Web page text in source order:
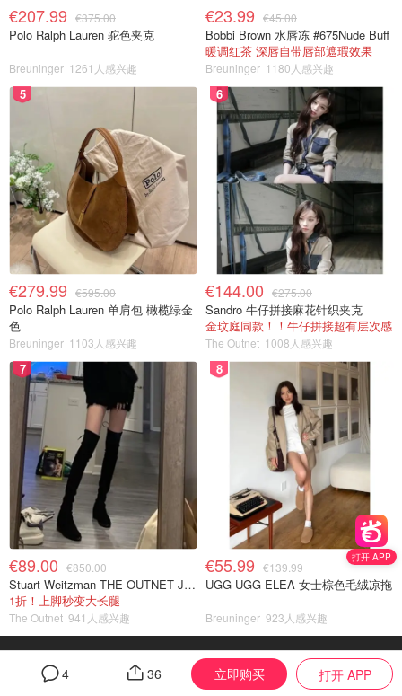
打开 APP
4 36 立即购买 打开 APP
€207.99 €375.00
Polo Ralph Lauren 驼色夹克
Breuninger 1261人感兴趣
€23.99 €45.00
Bobbi Brown 水唇冻 #675Nude Buff
暖调红茶 深唇自带唇部遮瑕效果
Breuninger 1180人感兴趣
5
€279.99 €595.00
Polo Ralph Lauren 单肩包 橄榄绿金
色
Breuninger 1103人感兴趣
6
€144.00 €275.00
Sandro 牛仔拼接麻花针织夹克
金玟庭同款！！牛仔拼接超有层次感
The Outnet 1008人感兴趣
7
€89.00 €850.00
Stuart Weitzman THE OUTNET Jocey 弹力绒面过膝靴
1折！上脚秒变大长腿
The Outnet 941人感兴趣
8
€55.99 €139.99
UGG UGG ELEA 女士棕色毛绒凉拖
Breuninger 923人感兴趣
黑五
InRewards
Impressum
Datenschutzerklärung